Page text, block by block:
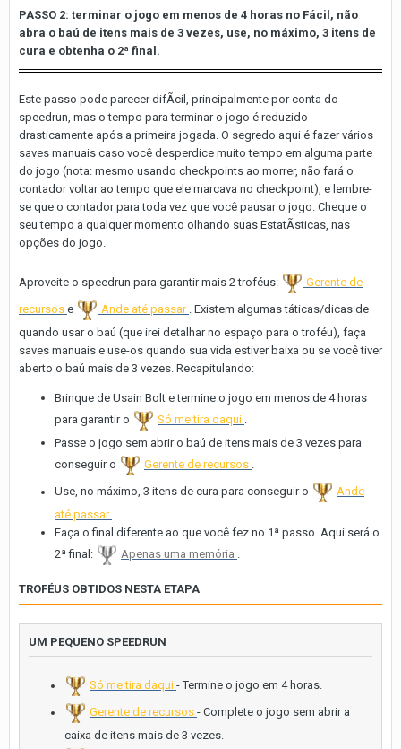
PASSO 2: terminar o jogo em menos de 4 horas no Fácil, não
abra o baú de itens mais de 3 vezes, use, no máximo, 3 itens de
cura e obtenha o 2ª final.
Este passo pode parecer difÃ­cil, principalmente por conta do
speedrun, mas o tempo para terminar o jogo é reduzido
drasticamente após a primeira jogada. O segredo aqui é fazer vários
saves manuais caso você desperdice muito tempo em alguma parte
do jogo (nota: mesmo usando checkpoints ao morrer, não fará o
contador voltar ao tempo que ele marcava no checkpoint), e lembre-
se que o contador para toda vez que você pausar o jogo. Cheque o
seu tempo a qualquer momento olhando suas EstatÃ­sticas, nas
opções do jogo.
Aproveite o speedrun para garantir mais 2 troféus:
Gerente de
recursos e Ande até passar . Existem algumas táticas/dicas de
quando usar o baú (que irei detalhar no espaço para o troféu), faça
saves manuais e use-os quando sua vida estiver baixa ou se você tiver
aberto o baú mais de 3 vezes. Recapitulando:
Brinque de Usain Bolt e termine o jogo em menos de 4 horas
para garantir o
Só me tira daqui .
Passe o jogo sem abrir o baú de itens mais de 3 vezes para
conseguir o
Gerente de recursos .
Use, no máximo, 3 itens de cura para conseguir o
Ande
até passar .
Faça o final diferente ao que você fez no 1ª passo. Aqui será o
2ª final:
Apenas uma memória .
TROFÉUS OBTIDOS NESTA ETAPA
UM PEQUENO SPEEDRUN
Só me tira daqui - Termine o jogo em 4 horas.
Gerente de recursos - Complete o jogo sem abrir a
caixa de itens mais de 3 vezes.